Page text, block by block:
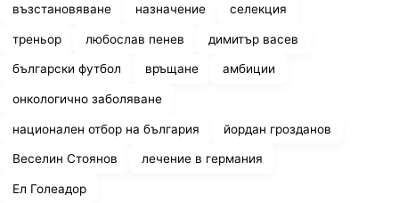
възстановяване назначение селекция
треньор любослав пенев димитър васев
български футбол връщане амбиции
онкологично заболяване
национален отбор на българия йордан грозданов
Веселин Стоянов лечение в германия
Ел Голеадор